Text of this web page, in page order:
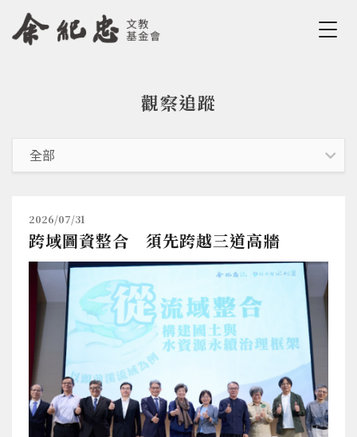
Jump to Navigation
Jump to Main content
觀察追蹤
2026/07/31
跨域圖資整合 須先跨越三道高牆